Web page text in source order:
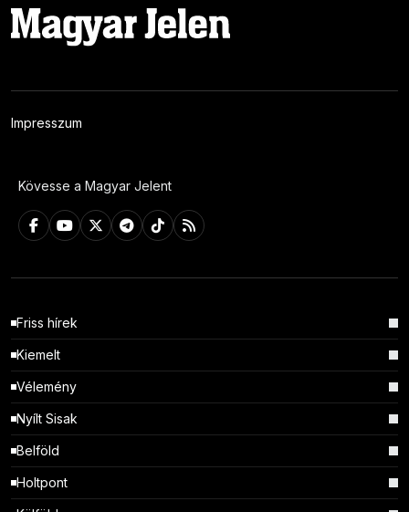
Impresszum
Kövesse a Magyar Jelent
Friss hírek
Kiemelt
Vélemény
Nyílt Sisak
Belföld
Holtpont